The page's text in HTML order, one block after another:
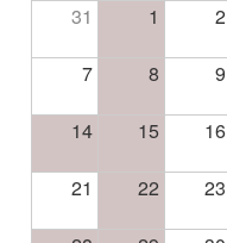
31 1 2
7 8 9
14 15 16
21 22 23